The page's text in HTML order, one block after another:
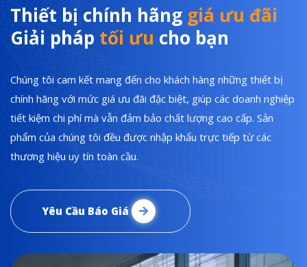
Thiết bị chính hãng giá ưu đãi
Giải pháp tối ưu cho bạn
Chúng tôi cam kết mang đến cho khách hàng những thiết bị
chính hãng với mức giá ưu đãi đặc biệt, giúp các doanh nghiệp
tiết kiệm chi phí mà vẫn đảm bảo chất lượng cao cấp. Sản
phẩm của chúng tôi đều được nhập khẩu trực tiếp từ các
thương hiệu uy tín toàn cầu.
Yêu Cầu Báo Giá